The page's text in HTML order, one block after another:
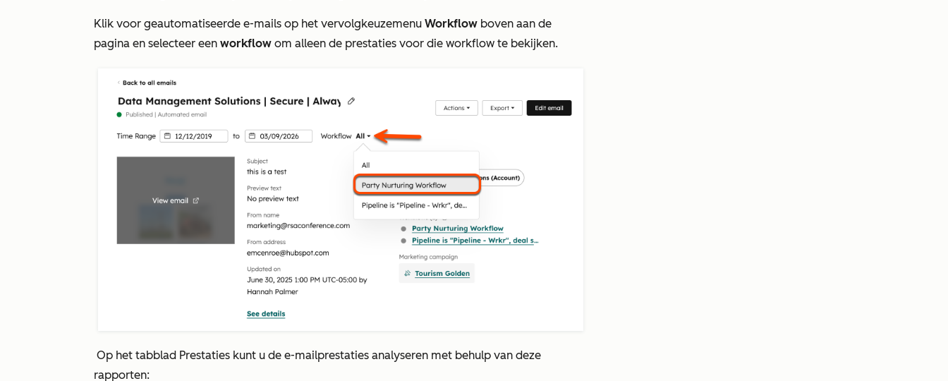
Klik voor geautomatiseerde e-mails op het vervolgkeuzemenu Workflow boven aan de
pagina en selecteer een workflow om alleen de prestaties voor die workflow te bekijken.
Op het tabblad Prestaties kunt u de e-mailprestaties analyseren met behulp van deze
rapporten: